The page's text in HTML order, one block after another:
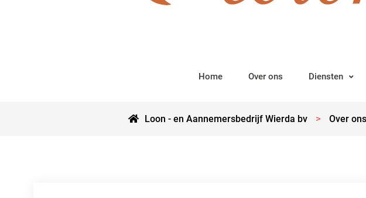
Home Over ons Diensten
Loon - en Aannemersbedrijf Wierda bv > Over ons